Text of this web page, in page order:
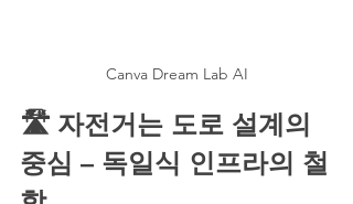
Canva Dream Lab AI
🛣️ 자전거는 도로 설계의
중심 – 독일식 인프라의 철